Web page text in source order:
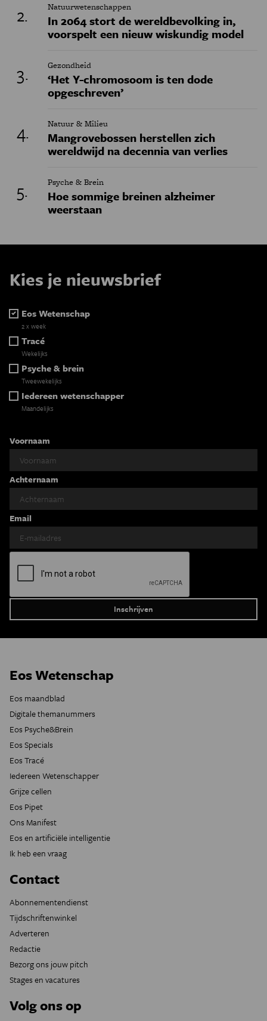
Natuurwetenschappen
In 2064 stort de wereldbevolking in,
voorspelt een nieuw wiskundig model
Gezondheid
‘Het Y-chromosoom is ten dode
opgeschreven’
Natuur & Milieu
Mangrovebossen herstellen zich
wereldwijd na decennia van verlies
Psyche & Brein
Hoe sommige breinen alzheimer
weerstaan
Kies je nieuwsbrief
Eos Wetenschap
2 x week
Tracé
Wekelijks
Psyche & brein
Tweewekelijks
Iedereen wetenschapper
Maandelijks
Voornaam
Achternaam
Email
Eos Wetenschap
Eos maandblad
Digitale themanummers
Eos Psyche&Brein
Eos Specials
Eos Tracé
Iedereen Wetenschapper
Grijze cellen
Eos Pipet
Ons Manifest
Eos en artificiële intelligentie
Ik heb een vraag
Contact
Abonnementendienst
Tijdschriftenwinkel
Adverteren
Redactie
Bezorg ons jouw pitch
Stages en vacatures
Volg ons op